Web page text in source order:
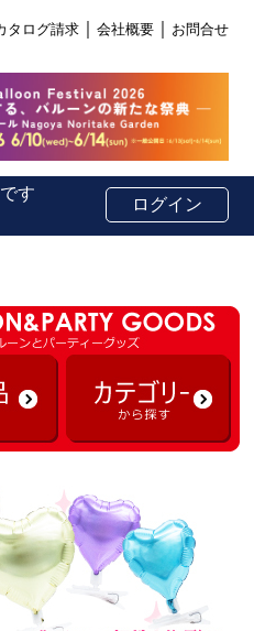
タログ請求 会社概要 お問合せ
す
ログイン